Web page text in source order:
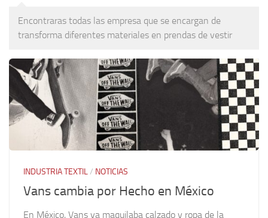
Encontraras todas las empresa que se encargan de
transforma diferentes materiales en prendas de vestir
INDUSTRIA TEXTIL/ NOTICIAS
Vans cambia por Hecho en México
En México, Vans ya maquilaba calzado y ropa de la